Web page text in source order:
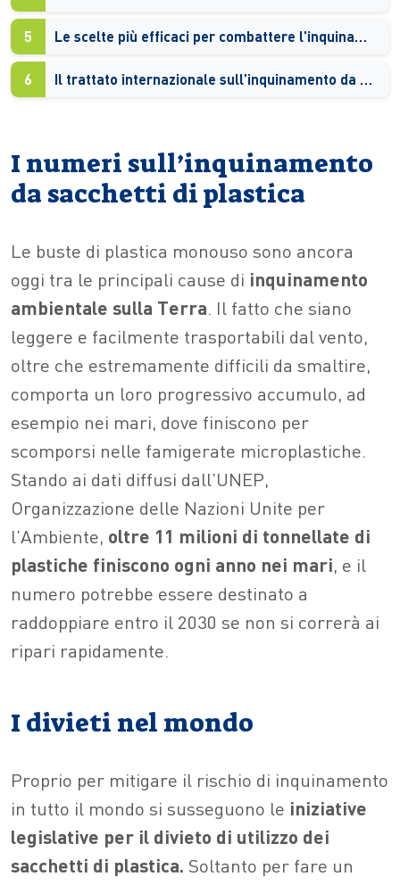
5 Le scelte più efficaci per combattere l’inquinamento da plastica
6 Il trattato internazionale sull’inquinamento da plastica
I numeri sull’inquinamento
da sacchetti di plastica
Le buste di plastica monouso sono ancora
oggi tra le principali cause di inquinamento
ambientale sulla Terra. Il fatto che siano
leggere e facilmente trasportabili dal vento,
oltre che estremamente difficili da smaltire,
comporta un loro progressivo accumulo, ad
esempio nei mari, dove finiscono per
scomporsi nelle famigerate microplastiche.
Stando ai dati diffusi dall’UNEP,
Organizzazione delle Nazioni Unite per
l’Ambiente, oltre 11 milioni di tonnellate di
plastiche finiscono ogni anno nei mari, e il
numero potrebbe essere destinato a
raddoppiare entro il 2030 se non si correrà ai
ripari rapidamente.
I divieti nel mondo
Proprio per mitigare il rischio di inquinamento
in tutto il mondo si susseguono le iniziative
legislative per il divieto di utilizzo dei
sacchetti di plastica. Soltanto per fare un